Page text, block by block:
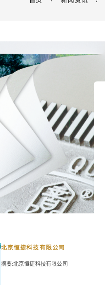
北京恒捷科技有限公司
摘要:北京恒捷科技有限公司